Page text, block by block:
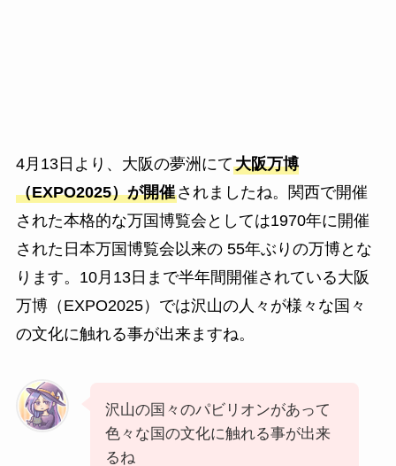
4月13日より、大阪の夢洲にて大阪万博
（EXPO2025）が開催されましたね。関西で開催
された本格的な万国博覧会としては1970年に開催
された日本万国博覧会以来の 55年ぶりの万博とな
ります。10月13日まで半年間開催されている大阪
万博（EXPO2025）では沢山の人々が様々な国々
の文化に触れる事が出来ますね。
沢山の国々のパビリオンがあって
色々な国の文化に触れる事が出来
るね